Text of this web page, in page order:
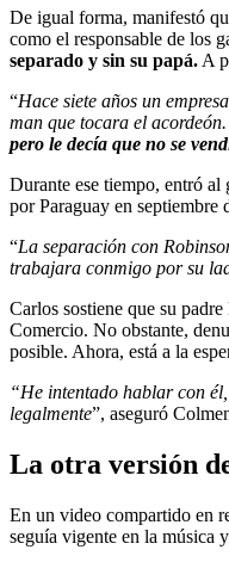
De igual forma, manifestó
como el responsable de los
separado y sin su papá. A
“Hace siete años un
man que tocara el
pero le decía que no se
Durante ese tiempo, entró
por Paraguay en
“La separación con
trabajara conmigo por su
Carlos sostiene que su
Comercio. No obstante,
posible. Ahora, está a la
“He intentado hablar con
legalmente”, aseguró
La otra versión
En un video compartido en
seguía vigente en la música